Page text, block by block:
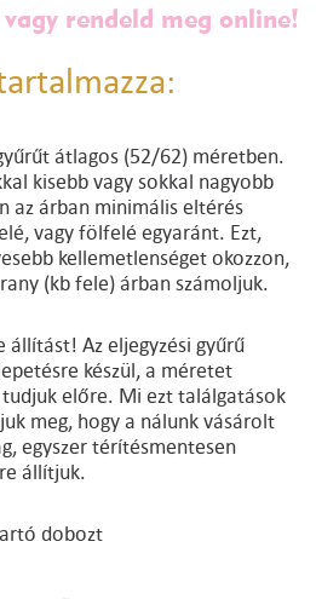
rendeld meg online!
átlagos (52/62) méretben.
kisebb vagy sokkal nagyobb
az árban minimális eltérés
vagy fölfelé egyaránt. Ezt,
kellemetlenséget okozzon,
(kb fele) árban számoljuk.
állítást! Az eljegyzési gyűrű
készül, a méretet
előre. Mi ezt találgatások
meg, hogy a nálunk vásárolt
egyszer térítésmentesen
állítjuk.
dobozt